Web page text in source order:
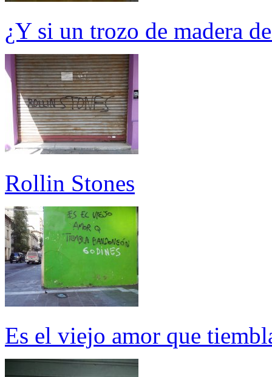
¿Y si un trozo de madera
Rollin Stones
Es el viejo amor que